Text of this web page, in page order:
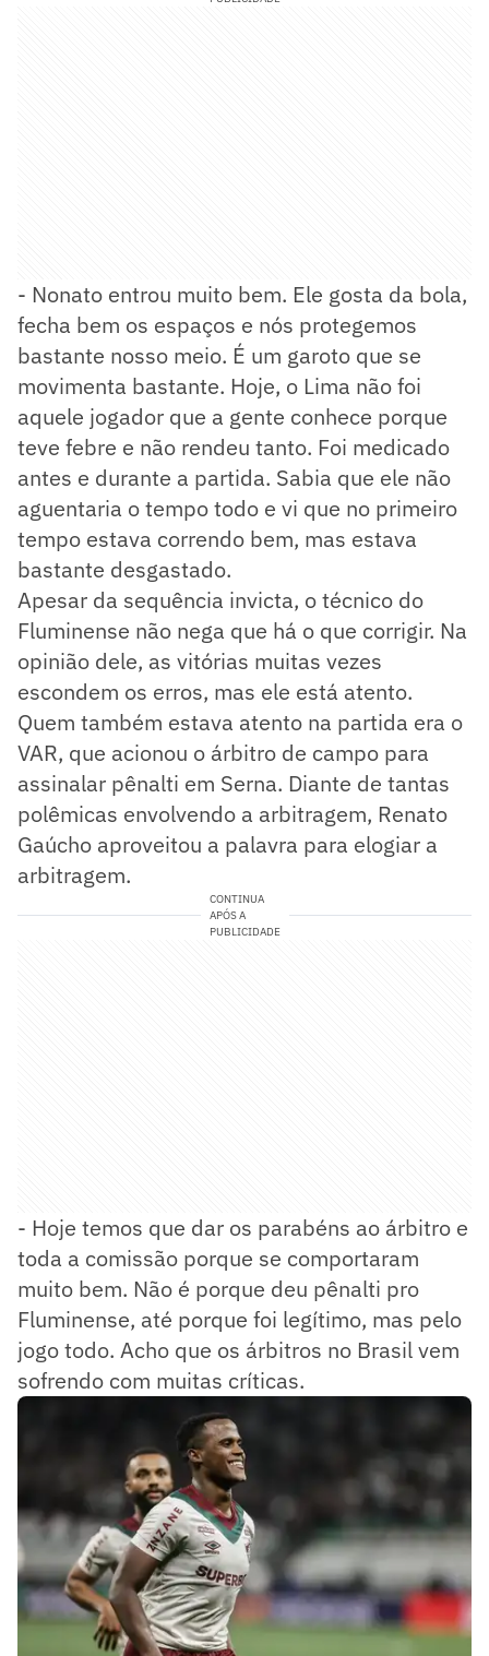
- Nonato entrou muito bem. Ele gosta da bola,
fecha bem os espaços e nós protegemos
bastante nosso meio. É um garoto que se
movimenta bastante. Hoje, o Lima não foi
aquele jogador que a gente conhece porque
teve febre e não rendeu tanto. Foi medicado
antes e durante a partida. Sabia que ele não
aguentaria o tempo todo e vi que no primeiro
tempo estava correndo bem, mas estava
bastante desgastado.
Apesar da sequência invicta, o técnico do
Fluminense não nega que há o que corrigir. Na
opinião dele, as vitórias muitas vezes
escondem os erros, mas ele está atento.
Quem também estava atento na partida era o
VAR, que acionou o árbitro de campo para
assinalar pênalti em Serna. Diante de tantas
polêmicas envolvendo a arbitragem, Renato
Gaúcho aproveitou a palavra para elogiar a
arbitragem.
CONTINUA
APÓS A
PUBLICIDADE
- Hoje temos que dar os parabéns ao árbitro e
toda a comissão porque se comportaram
muito bem. Não é porque deu pênalti pro
Fluminense, até porque foi legítimo, mas pelo
jogo todo. Acho que os árbitros no Brasil vem
sofrendo com muitas críticas.